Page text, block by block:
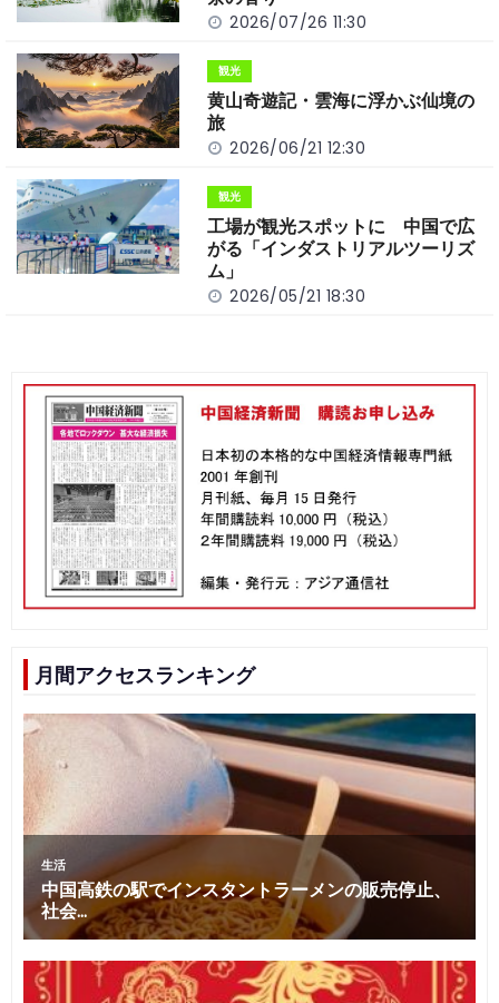
2026/07/26 11:30
観光
黄山奇遊記・雲海に浮かぶ仙境の
旅
2026/06/21 12:30
観光
工場が観光スポットに 中国で広
がる「インダストリアルツーリズ
ム」
2026/05/21 18:30
月間アクセスランキング